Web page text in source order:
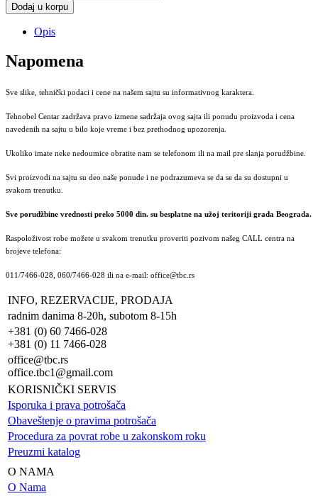
Dodaj u korpu
Opis
Napomena
Sve slike, tehnički podaci i cene na našem sajtu su informativnog karaktera.
Tehnobel Centar zadržava pravo izmene sadržaja ovog sajta ili ponudu proizvoda i cena
navedenih na sajtu u bilo koje vreme i bez prethodnog upozorenja.
Ukoliko imate neke nedoumice obratite nam se telefonom ili na mail pre slanja porudžbine.
Svi proizvodi na sajtu su deo naše ponude i ne podrazumeva se da se da su dostupni u
svakom trenutku.
Sve porudžbine vrednosti preko 5000 din. su besplatne na užoj teritoriji grada Beograda.
Raspoloživost robe možete u svakom trenutku proveriti pozivom našeg CALL centra na
brojeve telefona:
011/7466-028, 060/7466-028 ili na e-mail: office@tbc.rs
INFO, REZERVACIJE, PRODAJA
radnim danima 8-20h, subotom 8-15h
+381 (0) 60 7466-028
+381 (0) 11 7466-028
office@tbc.rs
office.tbc1@gmail.com
KORISNIČKI SERVIS
Isporuka i prava potrošača
Obaveštenje o pravima potrošača
Procedura za povrat robe u zakonskom roku
Preuzmi katalog
O NAMA
O Nama